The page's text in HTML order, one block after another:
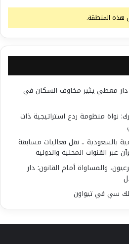
معطي يثير مخاوف السكان في
نواة منظومة ردع استراتيجية ذات
بالسعودية .. نقل فعاليات مسابقة
عبر القنوات المحلية والدولية
والمساواة أمام القانون: دار
سي في تيواون